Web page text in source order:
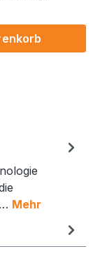
Mehr